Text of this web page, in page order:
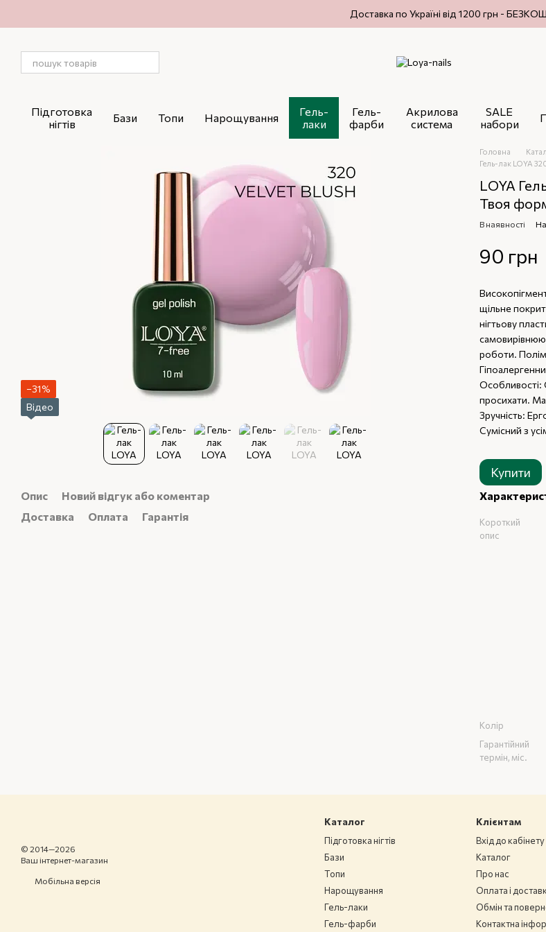
Доставка по Україні від 1200 грн -
Підготовка
нігтів
Бази Топи Нарощування
Гель-
лаки
Гель-
фарби
Акрилова
система
SALE
набори
−31%
Відео
Опис
Новий відгук або коментар
Доставка
Оплата Гарантія
Головна
Гель-лак LOYA
LOYA
Твоя
В наявності
90 грн
щільне
нігтьову
роботи.
Особливості:
просихати.
Зручність:
Сумісний з
Купити
Короткий
опис
Колір
Гарантійний
термін, міс.
© 2014—2026
Ваш інтернет-магазин
Мобільна версія
Каталог
Підготовка нігтів
Бази
Топи
Нарощування
Гель-лаки
Гель-фарби
Клієнтам
Вхід до кабінету
Каталог
Про нас
Оплата і
Обмін та
Контактна